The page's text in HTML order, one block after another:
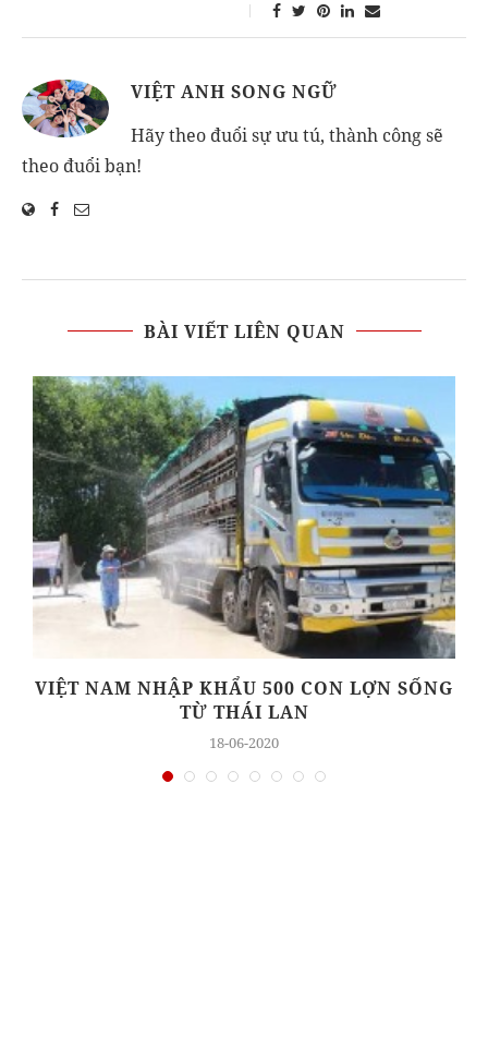
VIỆT ANH SONG NGỮ
Hãy theo đuổi sự ưu tú, thành công sẽ
theo đuổi bạn!
BÀI VIẾT LIÊN QUAN
VIỆT NAM NHẬP KHẨU 500 CON LỢN SỐNG
TỪ THÁI LAN
18-06-2020